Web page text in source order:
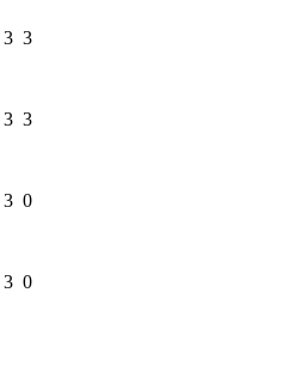
3 3
3 3
3 0
3 0